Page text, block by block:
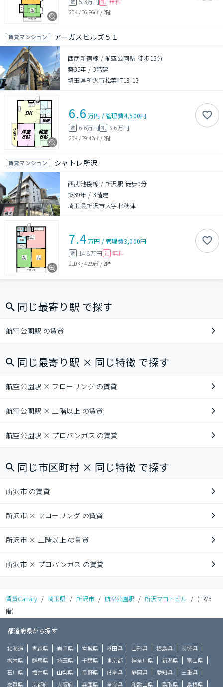
敷 礼
2DK /36.86㎡ / 2階
賃貸マンション アーガスヒルズ５１
西武新宿線 / 航空公園駅 徒歩15分
築35年 / 3階建
埼玉県所沢市松葉町19-13
6.6 万円 /管理費4,500円
敷 6.6万円礼 6.6万円
2DK /39.42㎡ / 2階
賃貸マンション シャトレ所沢
西武池袋線 / 所沢駅 徒歩9分
築39年 / 3階建
埼玉県所沢市大字北秋津
7.4万円 /管理費3,000円
敷 14.8万円 礼 無料
2LDK/42.9㎡ / 2階
同じ最寄り駅 で探す
航空公園駅 の賃貸
同じ最寄り駅 × 同じ特徴 で探す
航空公園駅 × フローリング の賃貸
航空公園駅 × 二階以上 の賃貸
航空公園駅 × プロパンガス の賃貸
同じ市区町村 × 同じ特徴 で探す
所沢市 の賃貸
所沢市 × フローリング の賃貸
所沢市 × 二階以上 の賃貸
所沢市 × プロパンガス の賃貸
賃貸Canary / 埼玉県 / 所沢市 / 航空公園駅 / 所沢マコトビル / (1R/3
階)
都道府県から探す
北海道 青森県 岩手県 宮城県 秋田県 山形県 福島県
茨城県
栃木県
群馬県 埼玉県 千葉県 東京都 神奈川県 新潟県
富山県
石川県
福井県 山梨県 長野県 岐阜県 静岡県 愛知県
三重県
滋賀県
京都府 大阪府 兵庫県 奈良県 和歌山県 鳥取県 島根県